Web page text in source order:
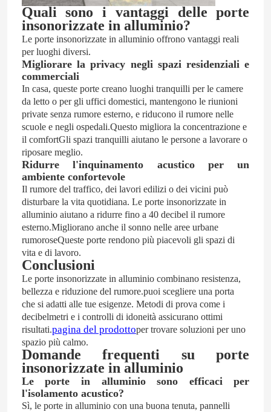
vetro in alluminio
Sala solare in alluminio
parete divisoria
Quali sono i vantaggi delle porte
insonorizzate in alluminio?
Le porte insonorizzate in alluminio offrono vantaggi reali
per luoghi diversi.
Migliorare la privacy negli spazi residenziali e
commerciali
In casa, queste porte creano luoghi tranquilli per le camere
da letto o per gli uffici domestici, mantengono le riunioni
private senza rumore esterno, e riducono il rumore nelle
scuole e negli ospedali.Questo migliora la concentrazione e
il comfortGli spazi tranquilli aiutano le persone a lavorare o
riposare meglio.
Ridurre l'inquinamento acustico per un
ambiente confortevole
Il rumore del traffico, dei lavori edilizi o dei vicini può
disturbare la vita quotidiana. Le porte insonorizzate in
alluminio aiutano a ridurre fino a 40 decibel il rumore
esterno.Migliorano anche il sonno nelle aree urbane
rumoroseQueste porte rendono più piacevoli gli spazi di
vita e di lavoro.
Conclusioni
Le porte insonorizzate in alluminio combinano resistenza,
bellezza e riduzione del rumore.puoi scegliere una porta
che si adatti alle tue esigenze. Metodi di prova come i
decibelmetri e i controlli di idoneità assicurano ottimi
risultati.pagina del prodottoper trovare soluzioni per uno
spazio più calmo.
Domande frequenti su porte
insonorizzate in alluminio
Le porte in alluminio sono efficaci per
l'isolamento acustico?
Sì, le porte in alluminio con una buona tenuta, pannelli